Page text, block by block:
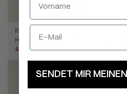
Freya Korsett-Top mit
Herzausschnitt
44,00 € 59,00 €
SENDET MIR